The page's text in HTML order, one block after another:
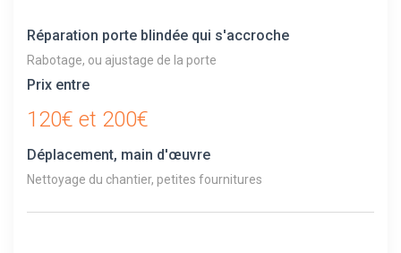
Réparation porte blindée qui s'accroche
Rabotage, ou ajustage de la porte
Prix entre
120€ et 200€
Déplacement, main d'œuvre
Nettoyage du chantier, petites fournitures